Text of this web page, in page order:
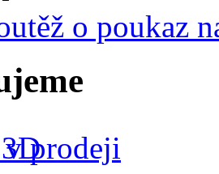
o poukaz
prodeji